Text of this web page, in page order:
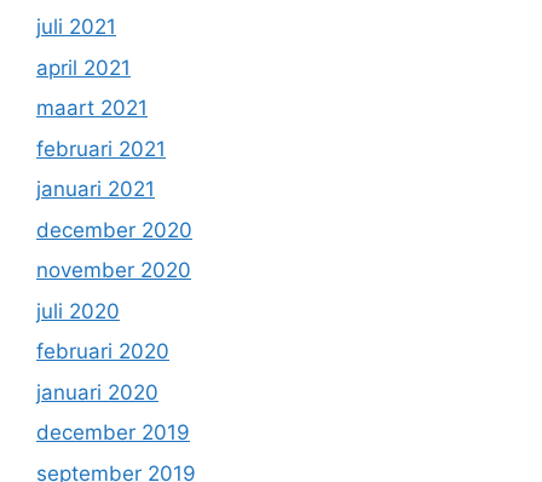
juli 2021
april 2021
maart 2021
februari 2021
januari 2021
december 2020
november 2020
juli 2020
februari 2020
januari 2020
december 2019
september 2019